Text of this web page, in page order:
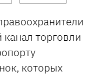
торговли
которых